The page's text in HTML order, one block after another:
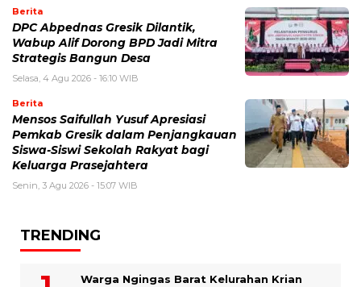
Berita
DPC Abpednas Gresik Dilantik,
Wabup Alif Dorong BPD Jadi Mitra
Strategis Bangun Desa
Selasa, 4 Agu 2026 - 16:10 WIB
Berita
Mensos Saifullah Yusuf Apresiasi
Pemkab Gresik dalam Penjangkauan
Siswa-Siswi Sekolah Rakyat bagi
Keluarga Prasejahtera
Senin, 3 Agu 2026 - 15:07 WIB
TRENDING
Warga Ngingas Barat Kelurahan Krian